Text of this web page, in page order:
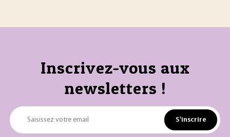
Inscrivez-vous aux
newsletters !
Saisissez votre email S'inscrire